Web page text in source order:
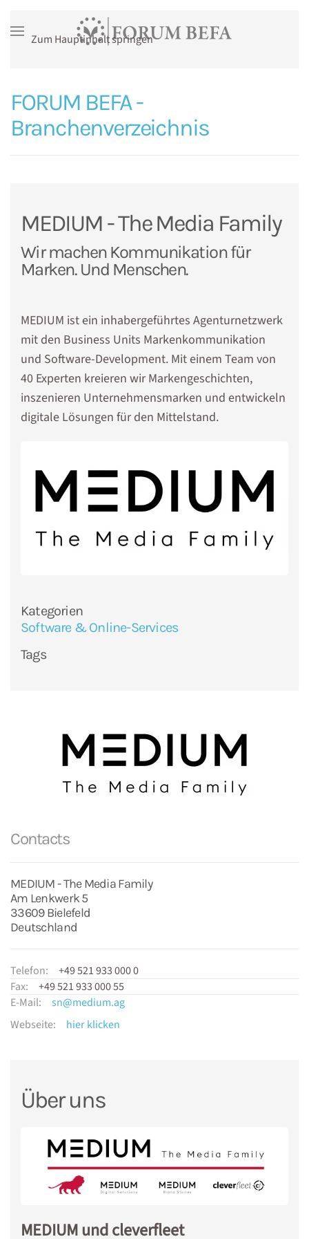
Zum Hauptinhalt springen
FORUM BEFA -
Branchenverzeichnis
MEDIUM - The Media Family
Wir machen Kommunikation für
Marken. Und Menschen.
MEDIUM ist ein inhabergeführtes Agenturnetzwerk
mit den Business Units Markenkommunikation
und Software-Development. Mit einem Team von
40 Experten kreieren wir Markengeschichten,
inszenieren Unternehmensmarken und entwickeln
digitale Lösungen für den Mittelstand.
Kategorien
Software & Online-Services
Tags
Contacts
MEDIUM - The Media Family
Am Lenkwerk 5
33609 Bielefeld
Deutschland
Telefon:
+49 521 933 000 0
Fax:
+49 521 933 000 55
E-Mail:
sn@medium.ag
Webseite:
hier klicken
Über uns
MEDIUM und cleverfleet